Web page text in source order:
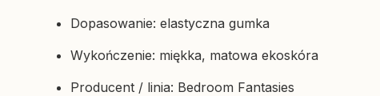
Dopasowanie: elastyczna gumka
Wykończenie: miękka, matowa ekoskóra
Producent / linia: Bedroom Fantasies